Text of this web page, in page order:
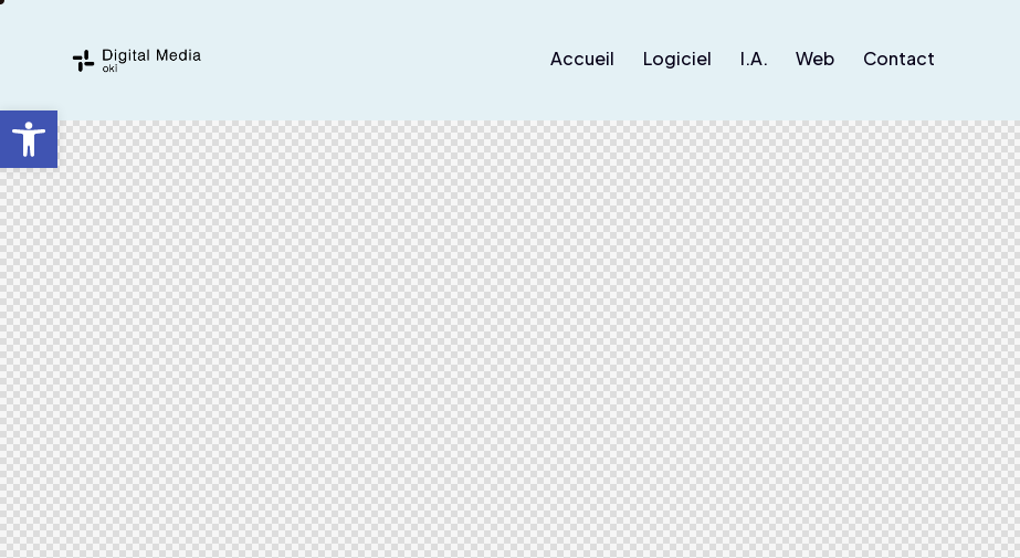
Ouvrir la barre d’outils
Accueil Logiciel I.A. Web Contact
Accueil Logiciel I.A. Web Contact